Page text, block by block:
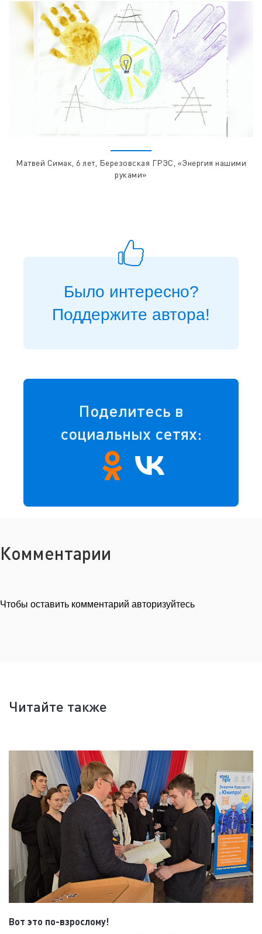
Матвей Симак, 6 лет, Березовская ГРЭС, «Энергия нашими
руками»
Было интересно?
Поддержите автора!
Поделитесь в
социальных сетях:
Комментарии
Чтобы оставить комментарий авторизуйтесь
Читайте также
Вот это по-взрослому!